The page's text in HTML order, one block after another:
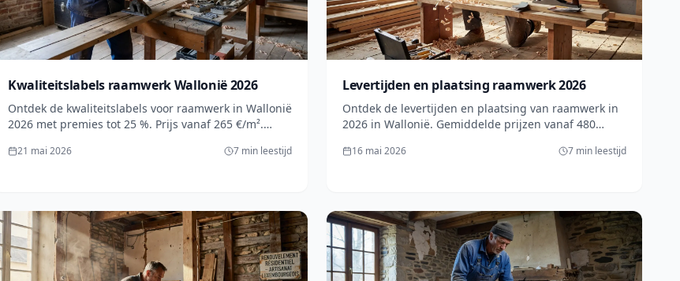
Kwaliteitslabels raamwerk Wallonië 2026
Ontdek de kwaliteitslabels voor raamwerk in Wallonië
2026 met premies tot 25 %. Prijs vanaf 265 €/m².
vakmannen!
21 mai 2026 7 min leestijd
Levertijden en plaatsing raamwerk 2026
Ontdek de levertijden en plaatsing van raamwerk in
2026 in Wallonië. Gemiddelde prijzen vanaf 480
vakmannen en vraag een gratis offerte aan!
16 mai 2026 7 min leestijd